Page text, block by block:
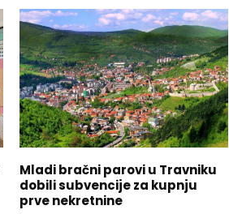
Mladi bračni parovi u Travniku
dobili subvencije za kupnju
prve nekretnine